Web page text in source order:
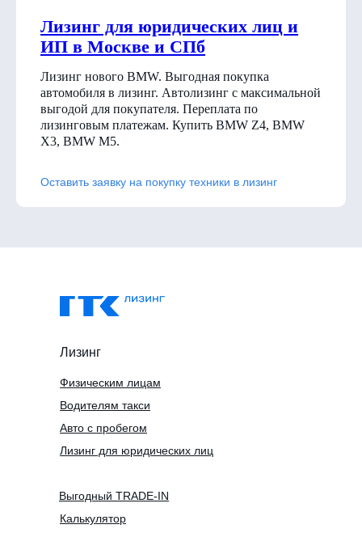
Лизинг для юридических лиц и
ИП в Москве и СПб
Лизинг нового BMW. Выгодная покупка
автомобиля в лизинг. Автолизинг с максимальной
выгодой для покупателя. Переплата по
лизинговым платежам. Купить BMW Z4, BMW
X3, BMW M5.
Оставить заявку на покупку техники в лизинг
Лизинг
Водителям такси
Физическим лицам
Авто с пробегом
Лизинг для юридических лиц
Калькулятор
Выгодный TRADE-IN